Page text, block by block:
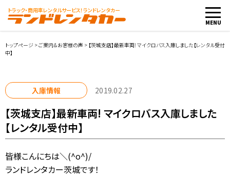
MENU
トラック・商用車レンタルサービス！ランドレンタカー
車両・料金
店舗紹介
ご利用案内
お客様の声
トップページ >ご案内＆お客様の声 > 【茨城支店】最新車両! マイクロバス入庫しました【レンタル受付
中】
入庫情報 2019.02.27
【茨城支店】最新車両! マイクロバス入庫しました
【レンタル受付中】
皆様こんにちは＼(^o^)/
ランドレンタカー茨城です！